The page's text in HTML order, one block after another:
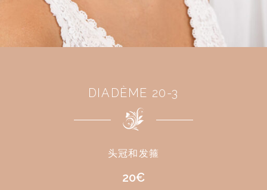
DIADÈME 20-3
头冠和发箍
20€